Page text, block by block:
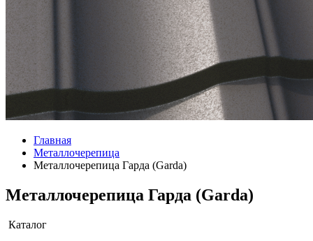
Главная
Металлочерепица
Металлочерепица Гарда (Garda)
Металлочерепица Гарда (Garda)
Каталог